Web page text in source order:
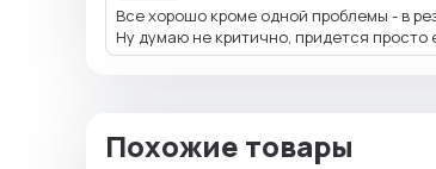
Все хорошо кроме одной проблемы - в
Ну думаю не критично, придется просто
Похожие товары